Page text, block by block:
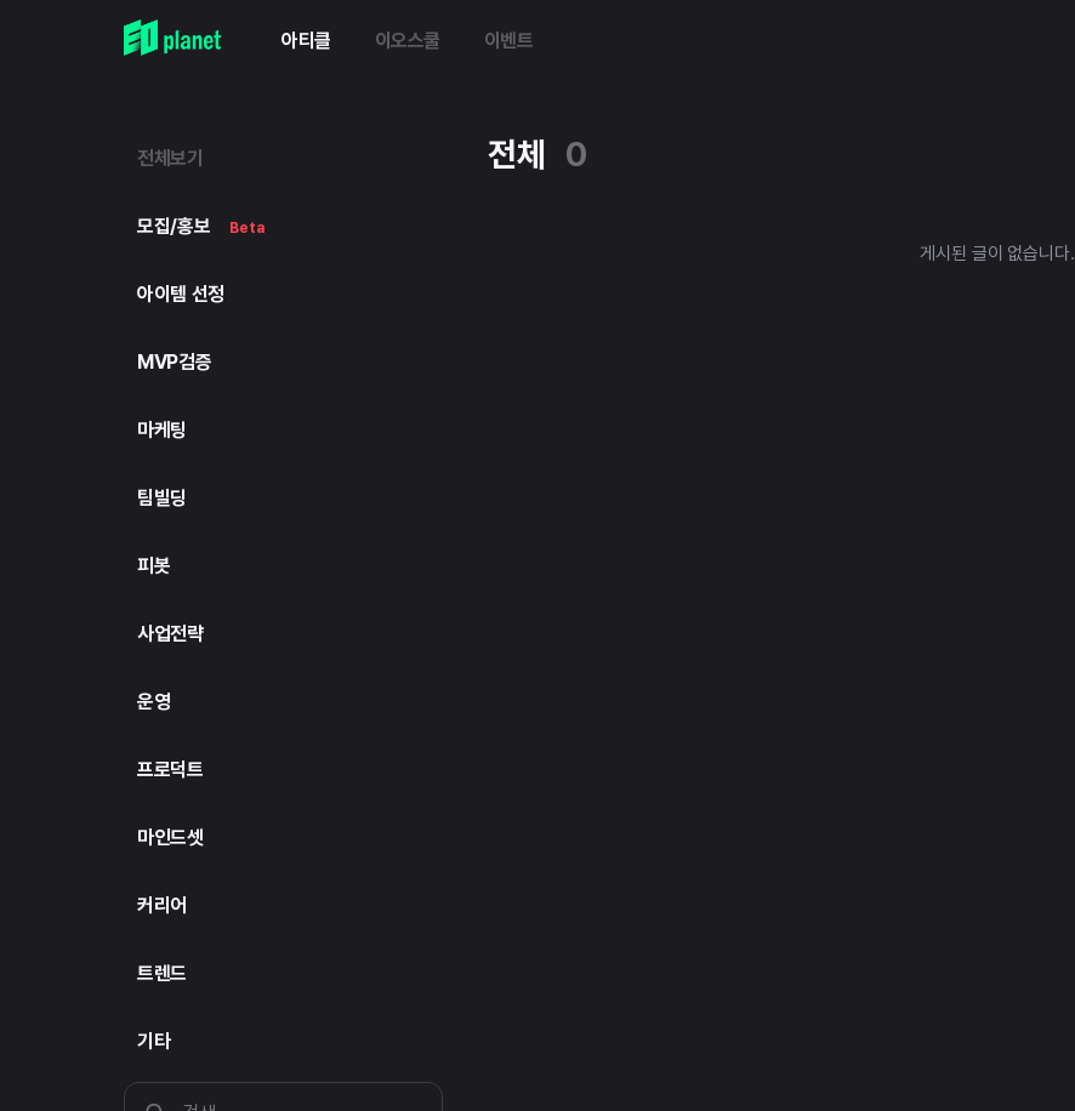
아티클 이오스쿨 이벤트
전체보기
모집/홍보 Beta
아이템 선정
MVP검증
마케팅
팀빌딩
피봇
사업전략
운영
프로덕트
마인드셋
커리어
트렌드
기타
전체 0
게시된 글이 없습니다.